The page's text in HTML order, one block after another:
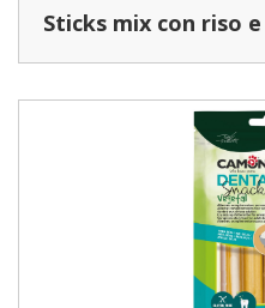
Sticks mix con riso